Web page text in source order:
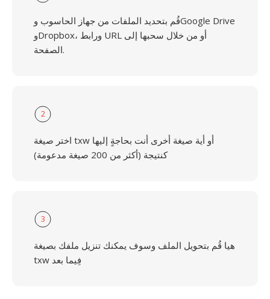
قُم بتحديد الملفات من جهاز الحاسوب وGoogle Drive
وDropbox، ورابط URL أو من خلال سحبها إلى
الصفحة.
2
اختر صيغة txw أو أية صيغة أخرى أنت بحاجةٍ إليها
كنتيجة (أكثر من 200 صيغة مدعومة)
3
هيا قُم بتحويل الملف وسوف يمكنك تنزيل ملفك بصيغة
txw فِيما بعد